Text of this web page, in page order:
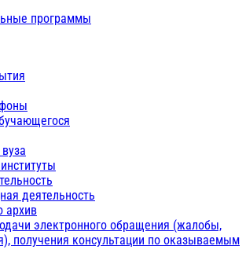
программы
деятельность
архив
электронного обращения (жалобы,
получения консультации по оказываемым